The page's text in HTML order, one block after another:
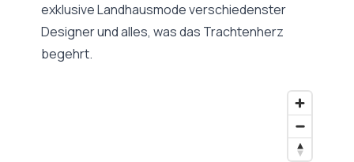
exklusive Landhausmode verschiedenster
Designer und alles, was das Trachtenherz
begehrt.